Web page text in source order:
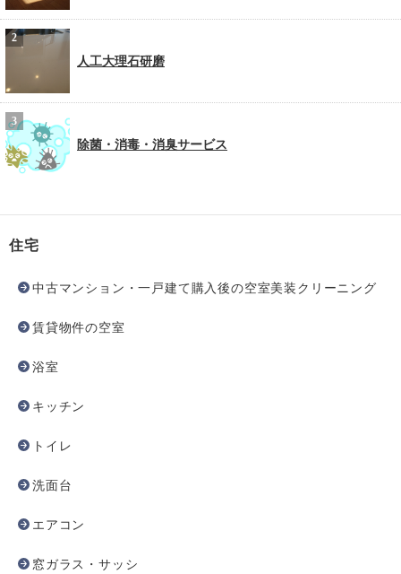
人工大理石研磨
除菌・消毒・消臭サービス
住宅
中古マンション・一戸建て購入後の空室美装クリーニング
賃貸物件の空室
浴室
キッチン
トイレ
洗面台
エアコン
窓ガラス・サッシ